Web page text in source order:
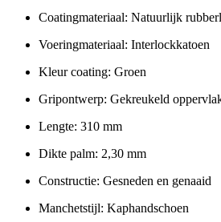
Coatingmateriaal: Natuurlijk
Voeringmateriaal: Interlockkatoen
Kleur coating: Groen
Gripontwerp: Gekreukeld
Lengte: 310 mm
Dikte palm: 2,30 mm
Constructie: Gesneden en genaaid
Manchetstijl: Kaphandschoen